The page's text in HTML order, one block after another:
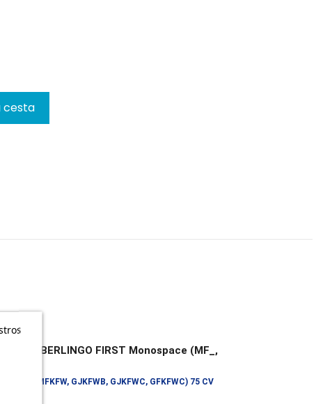
cesta
/ BERLINGO FIRST Monospace (MF_,
(MFKFX, MFKFW, GJKFWB, GJKFWC, GFKFWC) 75 CV